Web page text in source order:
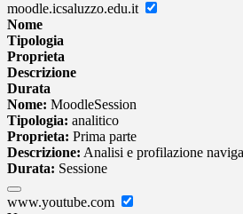
moodle.icsaluzzo.edu.it
Nome
Tipologia
Proprieta
Descrizione
Durata
Nome: MoodleSession
Tipologia: analitico
Proprieta: Prima parte
Descrizione: Analisi e profilazione
Durata: Sessione
www.youtube.com